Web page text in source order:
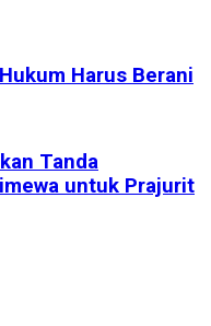
Harus Berani
Tanda
untuk Prajurit